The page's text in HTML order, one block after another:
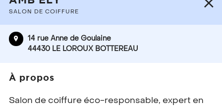
−
SALON DE COIFFURE
14 rue Anne de Goulaine
44430 LE LOROUX BOTTEREAU
À propos
Salon de coiffure éco-responsable, expert en